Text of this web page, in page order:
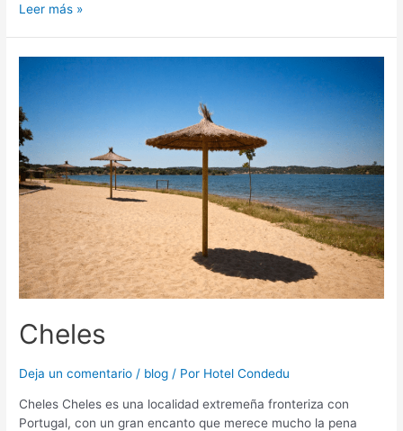
Leer más »
Cheles
Deja un comentario / blog / Por Hotel Condedu
Cheles Cheles es una localidad extremeña fronteriza con
Portugal, con un gran encanto que merece mucho la pena